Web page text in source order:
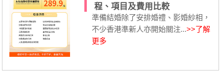
程、項目及費用比較
準備結婚除了安排婚禮、影婚紗相，
不少香港準新人亦開始關注...>>了解
更多